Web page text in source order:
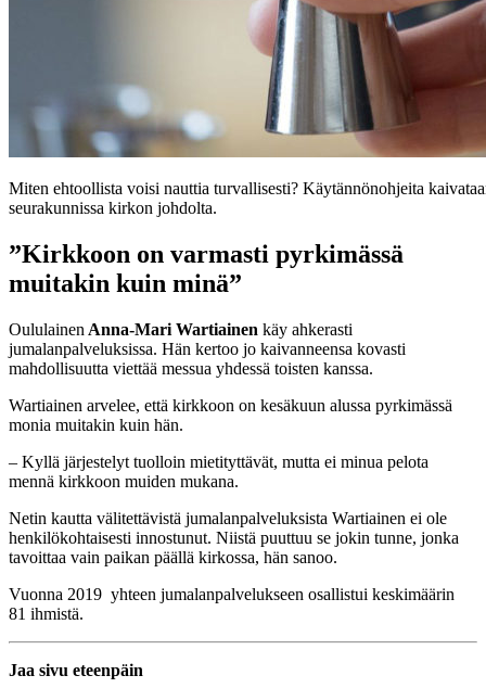
Miten ehtoollista voisi nauttia turvallisesti? Käytännönohjeita
seurakunnissa kirkon johdolta.
”Kirkkoon on varmasti pyrkimässä
muitakin kuin minä”
Oululainen Anna-Mari Wartiainen käy ahkerasti
jumalanpalveluksissa. Hän kertoo jo kaivanneensa kovasti
mahdollisuutta viettää messua yhdessä toisten kanssa.
Wartiainen arvelee, että kirkkoon on kesäkuun alussa pyrkimässä
monia muitakin kuin hän.
– Kyllä järjestelyt tuolloin mietityttävät, mutta ei minua pelota
mennä kirkkoon muiden mukana.
Netin kautta välitettävistä jumalanpalveluksista Wartiainen ei ole
henkilökohtaisesti innostunut. Niistä puuttuu se jokin tunne, jonka
tavoittaa vain paikan päällä kirkossa, hän sanoo.
Vuonna 2019 yhteen jumalanpalvelukseen osallistui keskimäärin
81 ihmistä.
Jaa sivu eteenpäin